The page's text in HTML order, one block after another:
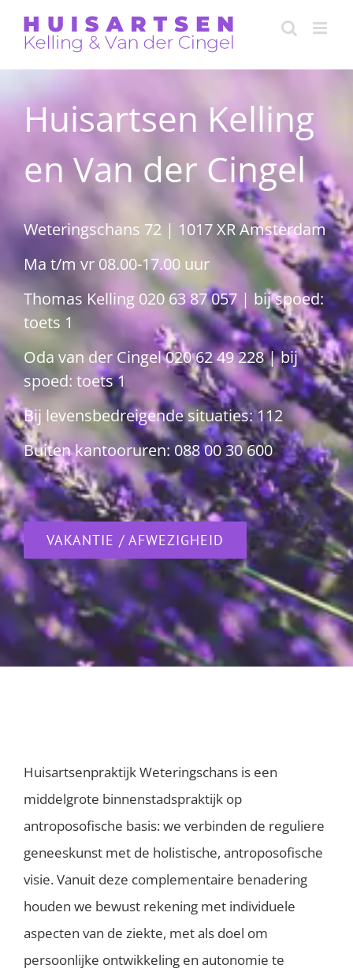
Huisartsen Kelling
en Van der Cingel
Weteringschans 72 | 1017 XR Amsterdam
Ma t/m vr 08.00-17.00 uur
Thomas Kelling 020 63 87 057 | bij spoed:
toets 1
Oda van der Cingel020 62 49 228| bij
spoed: toets 1
Bij levensbedreigende situaties: 112
Buiten kantooruren:088 00 30 600
VAKANTIE / AFWEZIGHEID
Huisartsenpraktijk Weteringschans is een
middelgrote binnenstadspraktijk op
antroposofische basis: we verbinden de reguliere
geneeskunst met de holistische, antroposofische
visie. Vanuit deze complementaire benadering
houden we bewust rekening met individuele
aspecten van de ziekte, met als doel om
persoonlijke ontwikkeling en autonomie te